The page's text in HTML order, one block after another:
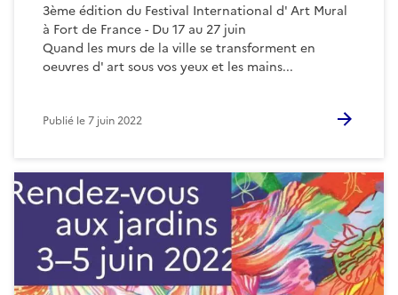
3ème édition du Festival International d' Art Mural
à Fort de France - Du 17 au 27 juin
Quand les murs de la ville se transforment en
oeuvres d' art sous vos yeux et les mains...
Publié le7 juin 2022